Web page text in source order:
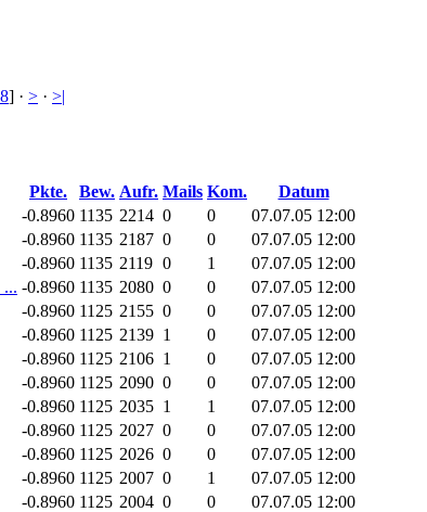
] · > · >|
Pkte. Bew. Aufr. Mails Kom.
Datum
-0.8960 1135 2214 0 0
07.07.05 12:00
-0.8960 1135 2187 0 0
07.07.05 12:00
-0.8960 1135 2119 0 1
07.07.05 12:00
... -0.8960 1135 2080 0 0
07.07.05 12:00
-0.8960 1125 2155 0 0
07.07.05 12:00
-0.8960 1125 2139 1 0
07.07.05 12:00
-0.8960 1125 2106 1 0
07.07.05 12:00
-0.8960 1125 2090 0 0
07.07.05 12:00
-0.8960 1125 2035 1 1
07.07.05 12:00
-0.8960 1125 2027 0 0
07.07.05 12:00
-0.8960 1125 2026 0 0
07.07.05 12:00
-0.8960 1125 2007 0 1
07.07.05 12:00
-0.8960 1125 2004 0 0
07.07.05 12:00